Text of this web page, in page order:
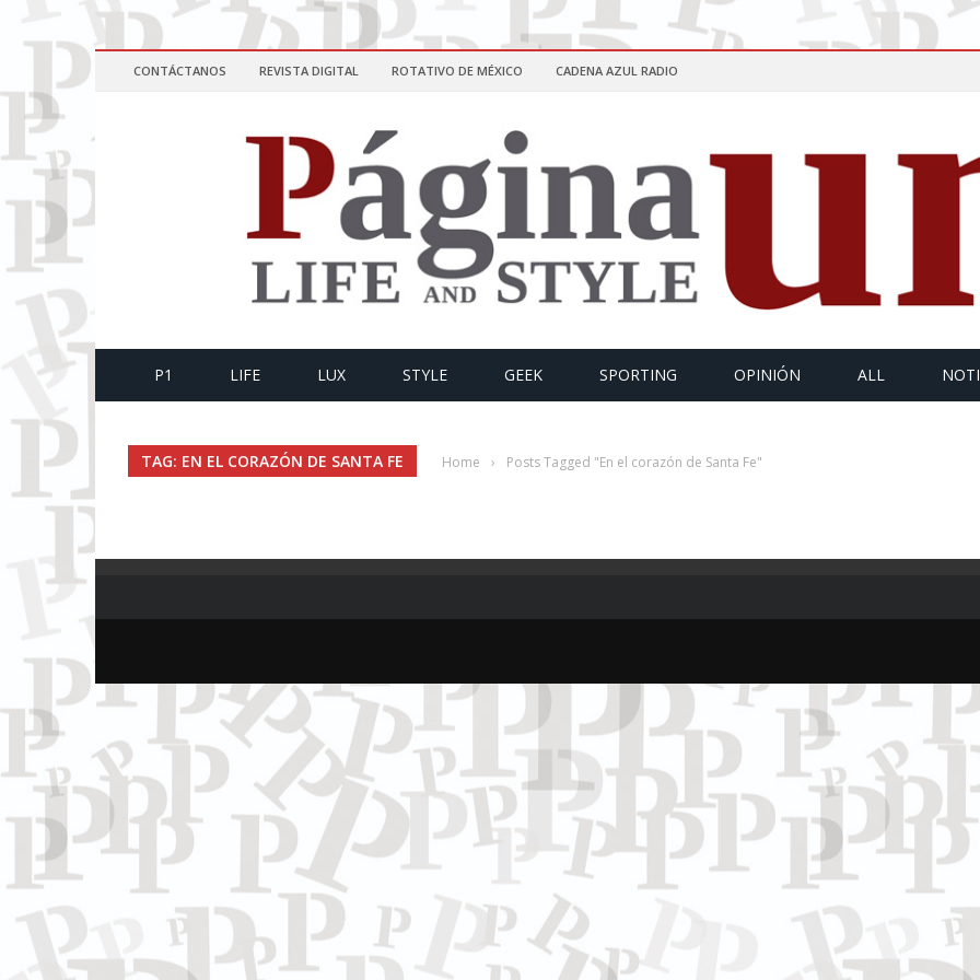
CONTÁCTANOS REVISTA DIGITAL ROTATIVO DE MÉXICO CADENA AZUL RADIO
P1 LIFE LUX STYLE GEEK SPORTING OPINIÓN ALL
TAG: EN EL CORAZÓN DE SANTA FE Home › Posts Tagged "En el corazón de Santa Fe"